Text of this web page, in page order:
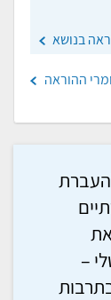
בנושא
ההוראה
–